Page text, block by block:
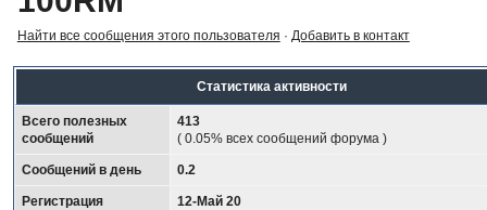
Найти все сообщения этого пользователя · Добавить в контакт
Статистика активности
Всего полезных
сообщений
413
( 0.05% всех сообщений форума )
Сообщений в день 0.2
Регистрация 12-Май 20